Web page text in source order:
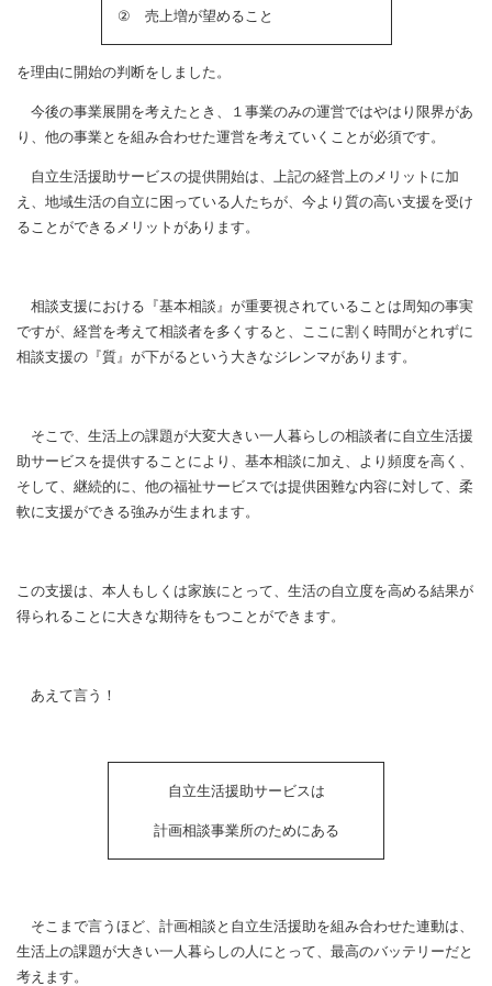
② 売上増が望めること
を理由に開始の判断をしました。
今後の事業展開を考えたとき、１事業のみの運営ではやはり限界があ
り、他の事業とを組み合わせた運営を考えていくことが必須です。
自立生活援助サービスの提供開始は、上記の経営上のメリットに加
え、地域生活の自立に困っている人たちが、今より質の高い支援を受け
ることができるメリットがあります。
相談支援における『基本相談』が重要視されていることは周知の事実
ですが、経営を考えて相談者を多くすると、ここに割く時間がとれずに
相談支援の『質』が下がるという大きなジレンマがあります。
そこで、生活上の課題が大変大きい一人暮らしの相談者に自立生活援
助サービスを提供することにより、基本相談に加え、より頻度を高く、
そして、継続的に、他の福祉サービスでは提供困難な内容に対して、柔
軟に支援ができる強みが生まれます。
この支援は、本人もしくは家族にとって、生活の自立度を高める結果が
得られることに大きな期待をもつことができます。
あえて言う！
自立生活援助サービスは
計画相談事業所のためにある
そこまで言うほど、計画相談と自立生活援助を組み合わせた連動は、
生活上の課題が大きい一人暮らしの人にとって、最高のバッテリーだと
考えます。